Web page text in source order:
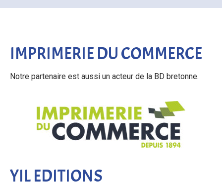
IMPRIMERIE DU COMMERCE
Notre partenaire est aussi un acteur de la BD bretonne.
YIL EDITIONS